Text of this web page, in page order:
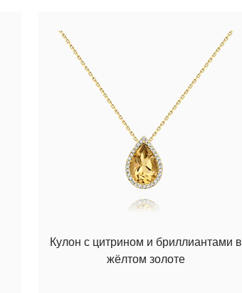
Кулон с цитрином и бриллиантами в
жёлтом золоте